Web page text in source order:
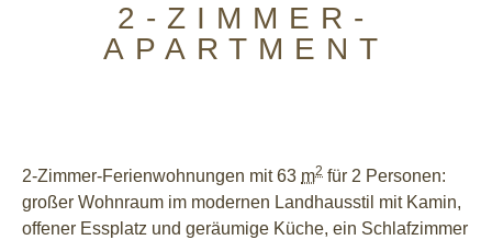
2-ZIMMER-
APARTMENT
2-Zimmer-Ferienwohnungen mit 63 m2 für 2 Personen:
großer Wohnraum im modernen Landhausstil mit Kamin,
offener Essplatz und geräumige Küche, ein Schlafzimmer